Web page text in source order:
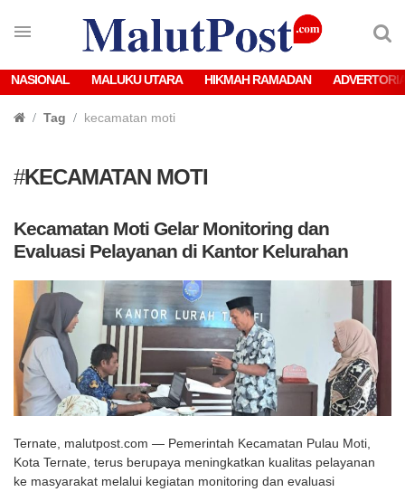
NASIONAL MALUKU UTARA HIKMAH RAMADAN
Tag kecamatan moti
#KECAMATAN MOTI
Kecamatan Moti Gelar Monitoring dan
Evaluasi Pelayanan di Kantor Kelurahan
Ternate, malutpost.com — Pemerintah Kecamatan Pulau Moti,
Kota Ternate, terus berupaya meningkatkan kualitas pelayanan
ke masyarakat melalui kegiatan monitoring dan evaluasi